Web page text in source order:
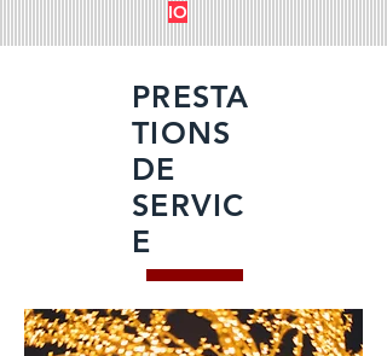
PRESTA
TIONS
DE
SERVIC
E
IO